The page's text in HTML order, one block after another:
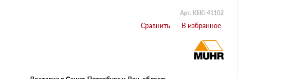
Арт. KliKi-41102